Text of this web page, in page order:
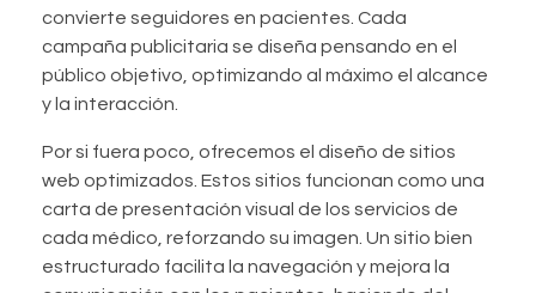
convierte seguidores en pacientes. Cada
campaña publicitaria se diseña pensando en el
público objetivo, optimizando al máximo el alcance
y la interacción.
Por si fuera poco, ofrecemos el diseño de sitios
web optimizados. Estos sitios funcionan como una
carta de presentación visual de los servicios de
cada médico, reforzando su imagen. Un sitio bien
estructurado facilita la navegación y mejora la